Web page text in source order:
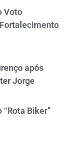
Voto
após
Jorge
Biker”